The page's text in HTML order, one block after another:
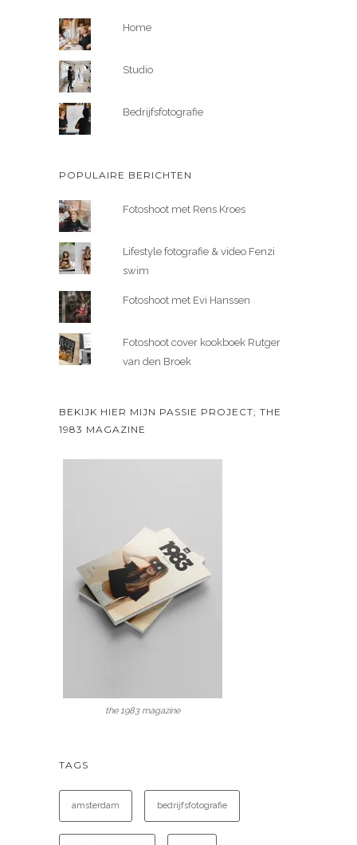
Home
Studio
Bedrijfsfotografie
POPULAIRE BERICHTEN
Fotoshoot met Rens Kroes
Lifestyle fotografie & video Fenzi
swim
Fotoshoot met Evi Hanssen
Fotoshoot cover kookboek Rutger
van den Broek
BEKIJK HIER MIJN PASSIE PROJECT; THE
1983 MAGAZINE
the 1983 magazine
TAGS
amsterdam bedrijfsfotografie